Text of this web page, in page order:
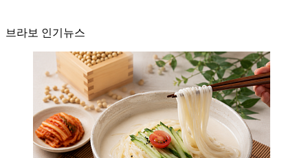
브라보 인기뉴스